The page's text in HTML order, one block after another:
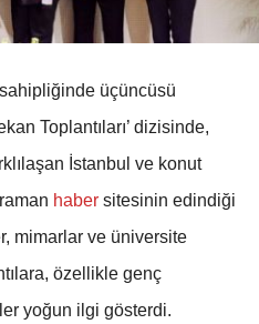
üçüncüsü
Toplantıları’ dizisinde,
İstanbul ve konut
haber sitesinin edindiği
mimarlar ve üniversite
özellikle genç
yoğun ilgi gösterdi.